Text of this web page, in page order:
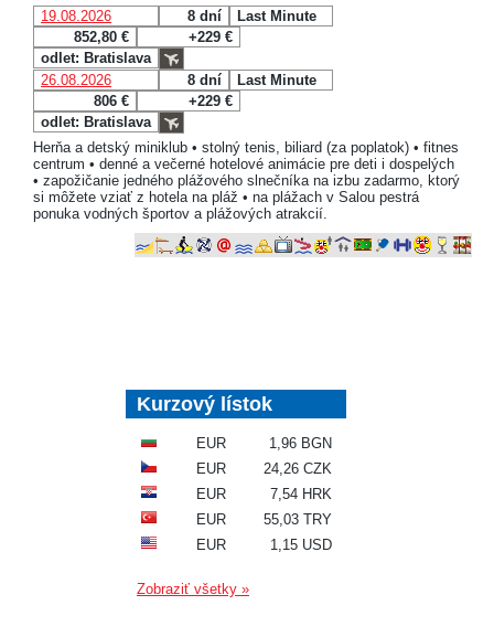
19.08.2026
8 dní
Last Minute
852,80 €
+229 €
odlet: Bratislava
26.08.2026
8 dní
Last Minute
806 €
+229 €
odlet: Bratislava
Herňa a detský miniklub • stolný tenis, biliard (za poplatok) • fitnes
centrum • denné a večerné hotelové animácie pre deti i dospelých
• zapožičanie jedného plážového slnečníka na izbu zadarmo, ktorý
si môžete vziať z hotela na pláž • na plážach v Salou pestrá
ponuka vodných športov a plážových atrakcií.
Kurzový lístok
EUR
1,96 BGN
EUR
24,26 CZK
EUR
7,54 HRK
EUR
55,03 TRY
EUR
1,15 USD
Zobraziť všetky »